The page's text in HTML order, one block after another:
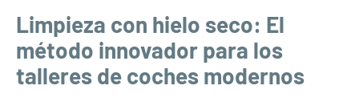
Limpieza con hielo seco: El
método innovador para los
talleres de coches modernos